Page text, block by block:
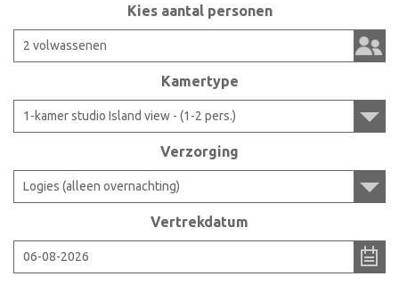
Kies aantal personen
Kamertype
Verzorging
Vertrekdatum